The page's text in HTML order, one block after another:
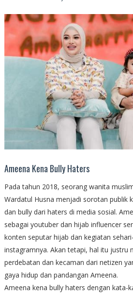
Ameena Kena Bully Haters
Pada tahun 2018, seorang wanita
Wardatul Husna menjadi sorotan publik
dan bully dari haters di media sosial.
sebagai youtuber dan hijab influencer
konten seputar hijab dan kegiatan
instagramnya. Akan tetapi, hal itu justru
perdebatan dan kecaman dari netizen
gaya hidup dan pandangan Ameena.
Ameena kena bully haters dengan kata-